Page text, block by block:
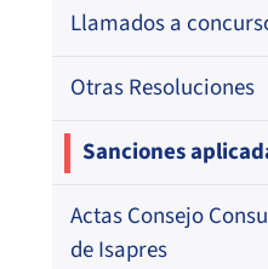
Licencias Médicas
Llamados a
Otras Resoluciones
Sanciones
Actas Consejo
de Isapres